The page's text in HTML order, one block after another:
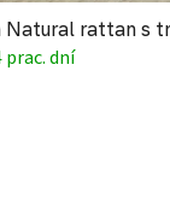
Natural rattan s
prac. dní